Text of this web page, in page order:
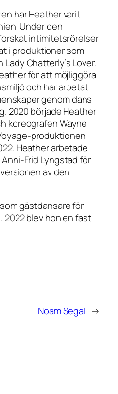
har Heather varit
Under den
intimitetsrörelser
i produktioner som
Lady Chatterly’s Lover.
för att möjliggöra
och har arbetat
genom dans
2020 började Heather
koreografen Wayne
-produktionen
Heather arbetade
Frid Lyngstad för
av den
gästdansare för
2022 blev hon en fast
Noam Segal →